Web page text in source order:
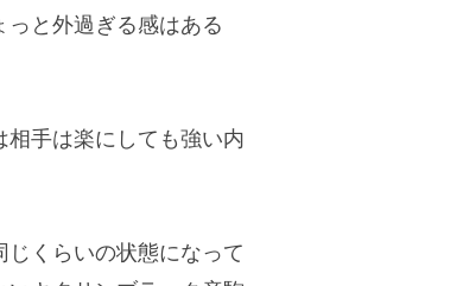
と外過ぎる感はある
手は楽にしても強い内
くらいの状態になって